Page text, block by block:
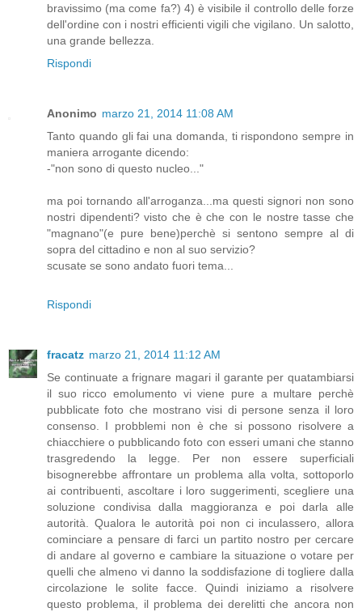
bravissimo (ma come fa?) 4) è visibile il controllo delle forze
dell'ordine con i nostri efficienti vigili che vigilano. Un salotto,
una grande bellezza.
Rispondi
Anonimo marzo 21, 2014 11:08 AM
Tanto quando gli fai una domanda, ti rispondono sempre in
maniera arrogante dicendo:
-"non sono di questo nucleo..."
ma poi tornando all'arroganza...ma questi signori non sono
nostri dipendenti? visto che è che con le nostre tasse che
"magnano"(e pure bene)perchè si sentono sempre al di
sopra del cittadino e non al suo servizio?
scusate se sono andato fuori tema...
Rispondi
fracatz marzo 21, 2014 11:12 AM
Se continuate a frignare magari il garante per quatambiarsi
il suo ricco emolumento vi viene pure a multare perchè
pubblicate foto che mostrano visi di persone senza il loro
consenso. I probblemi non è che si possono risolvere a
chiacchiere o pubblicando foto con esseri umani che stanno
trasgredendo la legge. Per non essere superficiali
bisognerebbe affrontare un problema alla volta, sottoporlo
ai contribuenti, ascoltare i loro suggerimenti, scegliere una
soluzione condivisa dalla maggioranza e poi darla alle
autorità. Qualora le autorità poi non ci inculassero, allora
cominciare a pensare di farci un partito nostro per cercare
di andare al governo e cambiare la situazione o votare per
quelli che almeno vi danno la soddisfazione di togliere dalla
circolazione le solite facce. Quindi iniziamo a risolvere
questo problema, il problema dei derelitti che ancora non